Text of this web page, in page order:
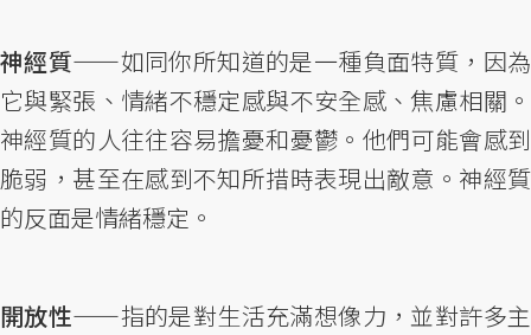
神經質——如同你所知道的是一種負面特質，因為
它與緊張、情緒不穩定感與不安全感、焦慮相關。
神經質的人往往容易擔憂和憂鬱。他們可能會感到
脆弱，甚至在感到不知所措時表現出敵意。神經質
的反面是情緒穩定。
開放性——指的是對生活充滿想像力，並對許多主